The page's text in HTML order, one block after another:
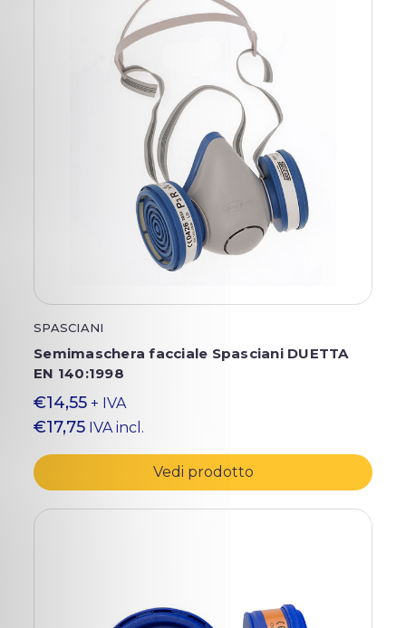
SPASCIANI
Semimaschera facciale Spasciani DUETTA
EN 140:1998
€14,55 + IVA
€17,75 IVA incl.
Vedi prodotto